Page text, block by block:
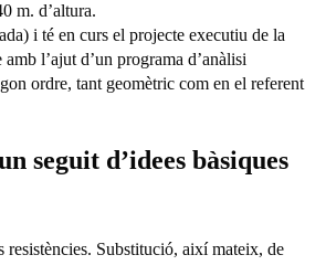
m. d’altura.
i té en curs el projecte executiu de la
l’ajut d’un programa d’anàlisi
ordre, tant geomètric com en el referent
seguit d’idees bàsiques
Substitució, així mateix, de